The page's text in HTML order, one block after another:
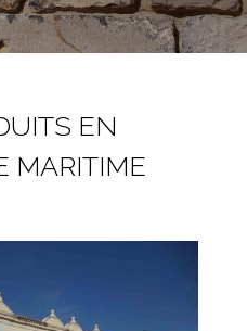
EN
MARITIME